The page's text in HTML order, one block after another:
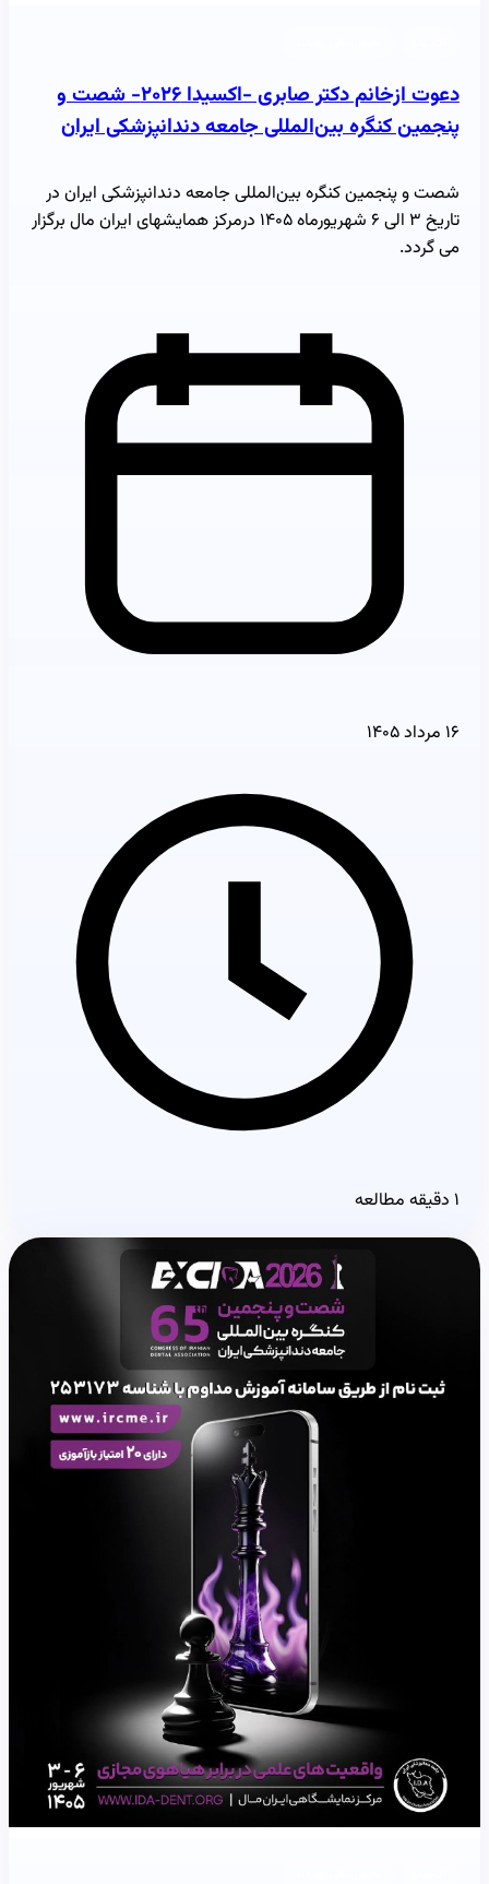
دعوت ازخانم دکتر صابری -اکسیدا ۲۰۲۶- شصت و
پنجمین کنگره بین‌المللی جامعه دندانپزشکی ایران
شصت و پنجمین کنگره بین‌المللی جامعه دندانپزشکی ایران در
تاریخ ۳ الی ۶ شهریورماه ۱۴۰۵ درمرکز همایشهای ایران مال برگزار
می گردد.
۱۶ مرداد ۱۴۰۵
۱ دقیقه مطالعه